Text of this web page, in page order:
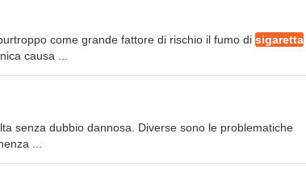
come grande fattore di rischio il fumo di sigaretta
causa ...
senza dubbio dannosa. Diverse sono le problematiche
...